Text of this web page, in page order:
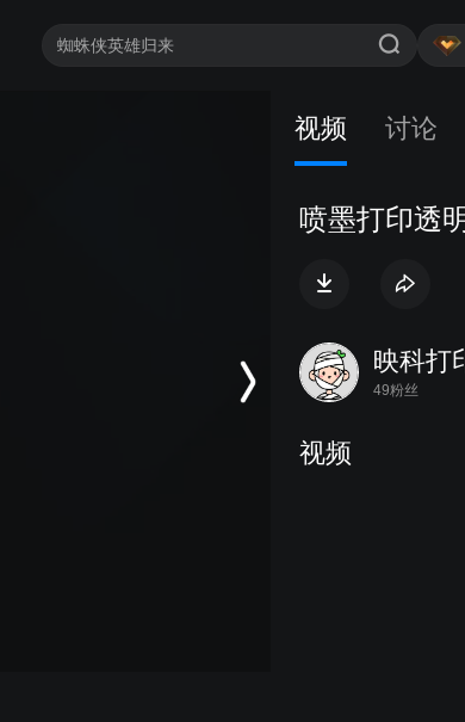
视频 讨论
喷墨打印透
映科打
49粉丝
视频